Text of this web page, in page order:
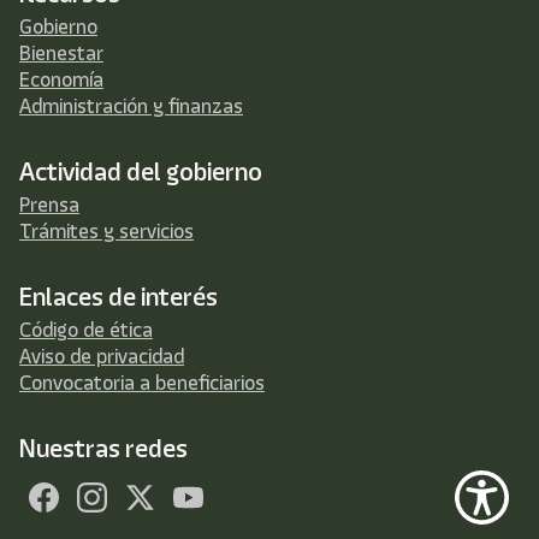
Gobierno
Bienestar
Economía
Administración y finanzas
Actividad del gobierno
Prensa
Trámites y servicios
Enlaces de interés
Código de ética
Aviso de privacidad
Convocatoria a beneficiarios
Nuestras redes